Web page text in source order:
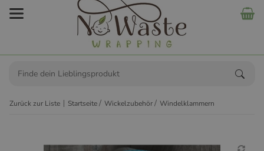
Zurück zur Liste Startseite Wickelzubehör Windelklammern